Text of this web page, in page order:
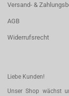
Versand- &
AGB
Widerrufsrecht
Liebe Kunden!
Unser Shop wächst